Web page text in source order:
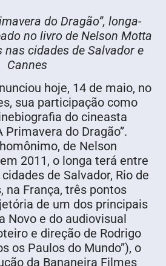
do Dragão”, longa-
no livro de Nelson Motta
nas cidades de Salvador e
Cannes
hoje, 14 de maio, no
sua participação como
do cineasta
Primavera do Dragão”.
de Nelson
2011, o longa terá entre
de Salvador, Rio de
na França, três pontos
de um dos principais
Novo e do audiovisual
e direção de Rodrigo
os Paulos do Mundo”), o
da Bananeira Filmes